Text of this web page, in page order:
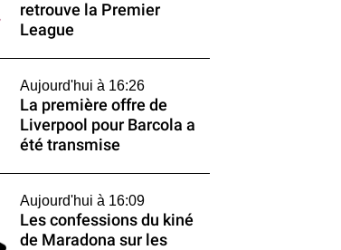
retrouve la Premier
League
Aujourd'hui à 16:26
La première offre de
Liverpool pour Barcola a
été transmise
Aujourd'hui à 16:09
Les confessions du kiné
de Maradona sur les